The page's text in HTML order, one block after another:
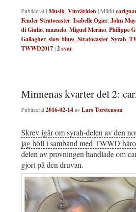
Publicerat iMusik,Vinvärlden|Märkt
Fender Stratocaster,Isabelle Ogier,John
di Giulio,mazuelo,Miguel Merino,Philippe
Gallagher,slow blues,Stratocaster,Syrah,
TWWD2017|2svar
Minnenas kvarter del 2:
Publicerat2016-02-14avLars Torstenson
Skrev igår om syrah-delen av den
jag höll i samband med TWWD
delen av provningen handlade om
gjort på den druvan.